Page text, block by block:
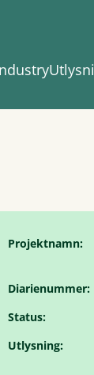
Projektnamn:
Diarienummer:
Status:
Utlysning: